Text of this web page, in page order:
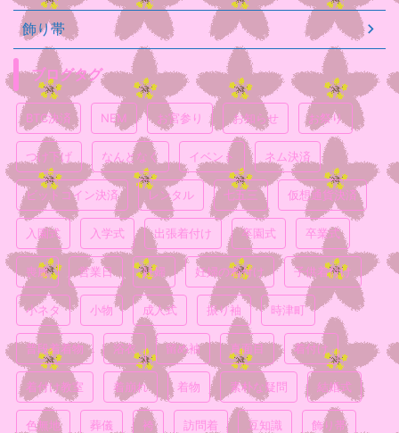
飾り帯
ブログタグ
BTC決済 NEM お宮参り お知らせ お祭り
つけ下げ なんとなく イベント ネム決済
ビットコイン決済 レンタル 七五三 仮想通貨決済
入園式 入学式 出張着付け 卒園式 卒業式
喪服 営業日 妊婦 妊婦の着付け 子供着付け
小ネタ 小物 成人式 振り袖 時津町
普段着着物 浴衣 留め袖 真面目 着付け
着付け教室 着崩れ 着物 素朴な疑問 結婚式
色無地 葬儀 袴 訪問着 豆知識 飾り帯